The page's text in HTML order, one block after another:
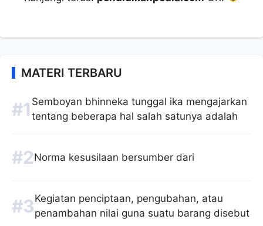
MATERI TERBARU
Semboyan bhinneka tunggal ika mengajarkan
tentang beberapa hal salah satunya adalah
Norma kesusilaan bersumber dari
Kegiatan penciptaan, pengubahan, atau
penambahan nilai guna suatu barang disebut